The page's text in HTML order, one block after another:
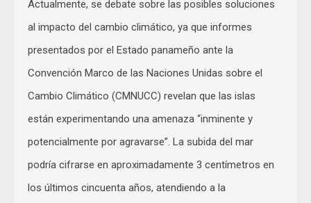
Actualmente, se debate sobre las posibles soluciones
al impacto del cambio climático, ya que informes
presentados por el Estado panameño ante la
Convención Marco de las Naciones Unidas sobre el
Cambio Climático (CMNUCC) revelan que las islas
están experimentando una amenaza “inminente y
potencialmente por agravarse”. La subida del mar
podría cifrarse en aproximadamente 3 centímetros en
los últimos cincuenta años, atendiendo a la